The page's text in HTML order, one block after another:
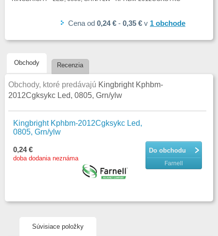
Cena od 0,24 € - 0,35 € v 1 obchode
Obchody Recenzia
Obchody, ktoré predávajú Kingbright Kphbm-
2012Cgksykc Led, 0805, Grn/ylw
Kingbright Kphbm-2012Cgksykc Led,
0805, Grn/ylw
Do obchodu
Farnell
0,24 €
doba dodania neznáma
Súvisiace položky